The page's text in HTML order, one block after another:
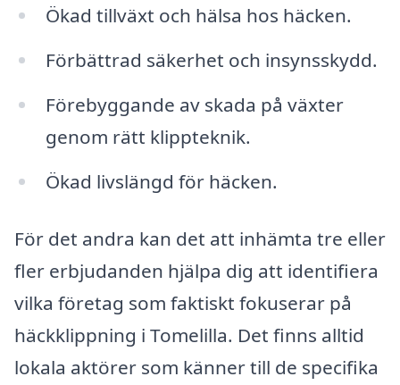
Ökad tillväxt och hälsa hos häcken.
Förbättrad säkerhet och insynsskydd.
Förebyggande av skada på växter
genom rätt klippteknik.
Ökad livslängd för häcken.
För det andra kan det att inhämta tre eller
fler erbjudanden hjälpa dig att identifiera
vilka företag som faktiskt fokuserar på
häckklippning i Tomelilla. Det finns alltid
lokala aktörer som känner till de specifika